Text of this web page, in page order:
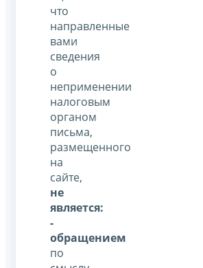
что
направленные
вами
сведения
о
неприменении
налоговым
органом
письма,
размещенного
на
сайте,
не
является:
-
обращением
по